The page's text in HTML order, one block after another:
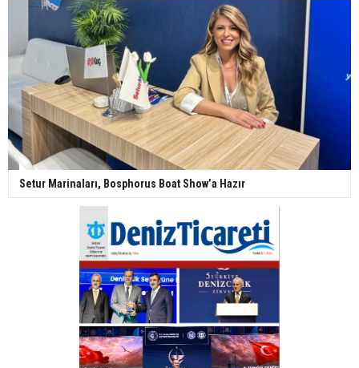
Setur Marinaları, Bosphorus Boat Show’a Hazır